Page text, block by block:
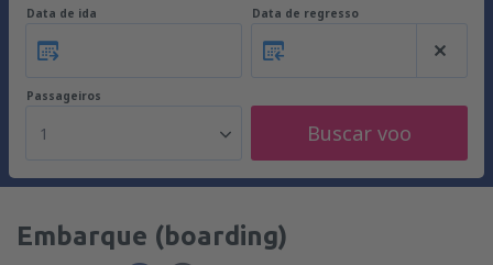
Data de ida Data de regresso
Passageiros
1 Buscar voo
Embarque (boarding)